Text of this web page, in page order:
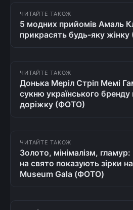
ЧИТАЙТЕ ТАКОЖ
5 модних прийомів Амаль
прикрасять будь-яку
ЧИТАЙТЕ ТАКОЖ
Донька Меріл Стріп Мемі
сукню українського бренду
доріжку (ФОТО)
ЧИТАЙТЕ ТАКОЖ
Золото, мінімалізм, гламур:
на свято показують зірки
Museum Gala (ФОТО)